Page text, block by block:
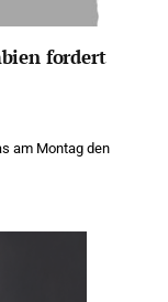
fordert
am Montag den